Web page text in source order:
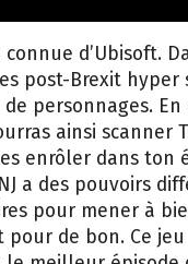
d’Ubisoft.
post-Brexit
personnages. En
ainsi scanner
enrôler dans ton
a des pouvoirs
pour mener à
pour de bon. Ce